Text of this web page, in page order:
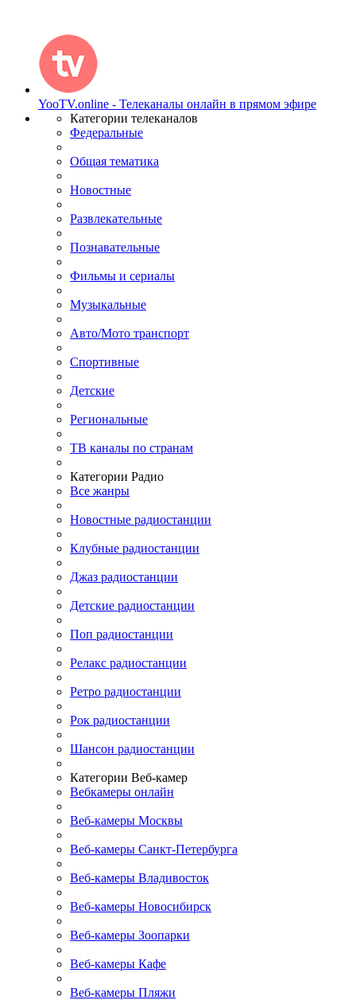
YooTV.online - Телеканалы онлайн в прямом эфире
Категории телеканалов
Федеральные
Общая тематика
Новостные
Развлекательные
Познавательные
Фильмы и сериалы
Музыкальные
Авто/Мото транспорт
Спортивные
Детские
Региональные
ТВ каналы по странам
Категории Радио
Все жанры
Новостные радиостанции
Клубные радиостанции
Джаз радиостанции
Детские радиостанции
Поп радиостанции
Релакс радиостанции
Ретро радиостанции
Рок радиостанции
Шансон радиостанции
Категории Веб-камер
Вебкамеры онлайн
Веб-камеры Москвы
Веб-камеры Санкт-Петербурга
Веб-камеры Владивосток
Веб-камеры Новосибирск
Веб-камеры Зоопарки
Веб-камеры Кафе
Веб-камеры Пляжи